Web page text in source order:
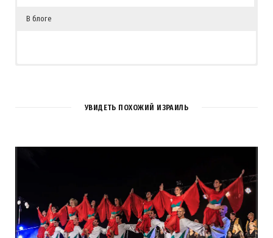
В блоге
6КОММЕНТАРИЕВ
Фотки супер. Давно читаю твой блог.
Можешь как нибудь рассказать о том как обрабатываешь
фотки?
УВИДЕТЬ ПОХОЖИЙ ИЗРАИЛЬ